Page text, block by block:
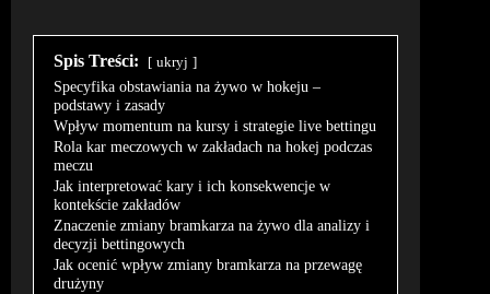
Spis Treści: ukryj
Specyfika obstawiania na żywo w hokeju –
podstawy i zasady
Wpływ momentum na kursy i strategie live bettingu
Rola kar meczowych w zakładach na hokej podczas
meczu
Jak interpretować kary i ich konsekwencje w
kontekście zakładów
Znaczenie zmiany bramkarza na żywo dla analizy i
decyzji bettingowych
Jak ocenić wpływ zmiany bramkarza na przewagę
drużyny